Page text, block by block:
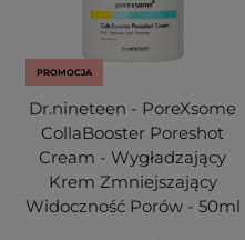
PROMOCJA
Dr.nineteen - PoreXsome
CollaBooster Poreshot
Cream - Wygładzający
Krem Zmniejszający
Widoczność Porów - 50ml